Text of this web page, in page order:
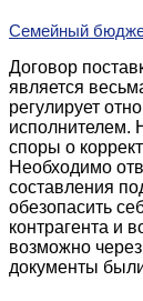
Семейный
Договор
является
регулирует
исполнителем.
споры о
Необходимо
составления
обезопасить
контрагента и
возможно
документы